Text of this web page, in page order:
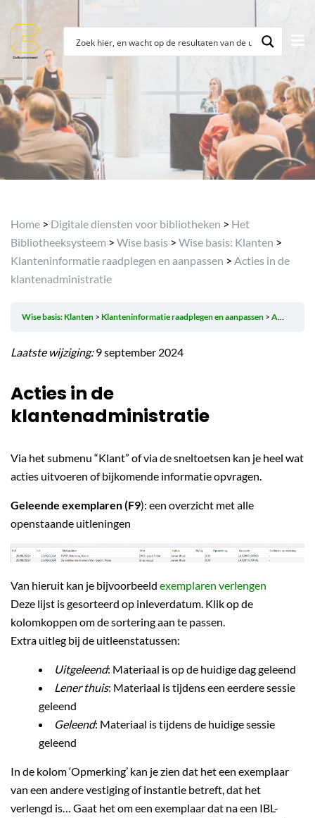
Archief
Home > Digitale diensten voor bibliotheken > Het
Bibliotheeksysteem > Wise basis > Wise basis: Klanten >
Klanteninformatie raadplegen en aanpassen > Acties in de
klantenadministratie
Wise basis: Klanten Klanteninformatie raadplegen en aanpassen Acties in de klantenadministratie
Laatste wijziging:9 september 2024
Acties in de
klantenadministratie
Via het submenu “Klant” of via de sneltoetsen kan je heel wat
acties uitvoeren of bijkomende informatie opvragen.
Geleende exemplaren (F9): een overzicht met alle
openstaande uitleningen
Van hieruit kan je bijvoorbeeld exemplaren verlengen
Deze lijst is gesorteerd op inleverdatum. Klik op de
kolomkoppen om de sortering aan te passen.
Extra uitleg bij de uitleenstatussen:
Uitgeleend: Materiaal is op de huidige dag geleend
Lener thuis: Materiaal is tijdens een eerdere sessie
geleend
Geleend: Materiaal is tijdens de huidige sessie
geleend
In de kolom ‘Opmerking’ kan je zien dat het een exemplaar
van een andere vestiging of instantie betreft, dat het
verlengd is… Gaat het om een exemplaar dat na een IBL-